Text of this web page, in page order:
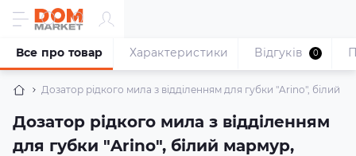
Дозатор рідкого мила з відділенням для губки "Arino", білий
Дозатор рідкого мила з відділенням
для губки "Arino", білий мармур,
Все про товар Характеристики Відгуків 0